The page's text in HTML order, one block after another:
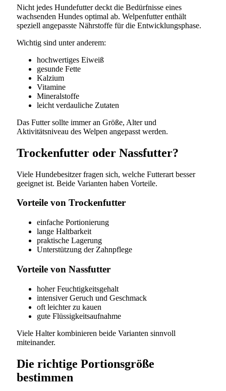
Nicht jedes Hundefutter deckt die Bedürfnisse eines
wachsenden Hundes optimal ab. Welpenfutter enthält
speziell angepasste Nährstoffe für die Entwicklungsphase.
Wichtig sind unter anderem:
hochwertiges Eiweiß
gesunde Fette
Kalzium
Vitamine
Mineralstoffe
leicht verdauliche Zutaten
Das Futter sollte immer an Größe, Alter und
Aktivitätsniveau des Welpen angepasst werden.
Trockenfutter oder Nassfutter?
Viele Hundebesitzer fragen sich, welche Futterart besser
geeignet ist. Beide Varianten haben Vorteile.
Vorteile von Trockenfutter
einfache Portionierung
lange Haltbarkeit
praktische Lagerung
Unterstützung der Zahnpflege
Vorteile von Nassfutter
hoher Feuchtigkeitsgehalt
intensiver Geruch und Geschmack
oft leichter zu kauen
gute Flüssigkeitsaufnahme
Viele Halter kombinieren beide Varianten sinnvoll
miteinander.
Die richtige Portionsgröße
bestimmen